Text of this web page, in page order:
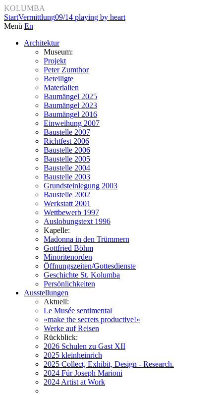
KOLUMBA
StartVermittlung09/14 playing by heart
Menü En
Architektur
Museum:
Projekt
Peter Zumthor
Beteiligte
Materialien
Baumängel 2025
Baumängel 2023
Baumängel 2016
Einweihung 2007
Baustelle 2007
Richtfest 2006
Baustelle 2006
Baustelle 2005
Baustelle 2004
Baustelle 2003
Grundsteinlegung 2003
Baustelle 2002
Werkstatt 2001
Wettbewerb 1997
Auslobungstext 1996
Kapelle:
Madonna in den Trümmern
Gottfried Böhm
Minoritenorden
Öffnungszeiten/Gottesdienste
Geschichte St. Kolumba
Persönlichkeiten
Ausstellungen
Aktuell:
Le Musée sentimental
»make the secrets productive!«
Werke auf Reisen
Rückblick:
2026 Schulen zu Gast XII
2025 kleinheinrich
2025 Collect, Exhibit, Design - Research.
2024 Für Joseph Marioni
2024 Artist at Work